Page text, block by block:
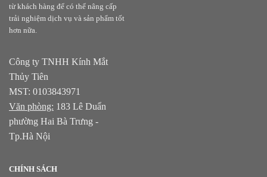
từ khách hàng để có thể nâng cấp
trải nghiệm dịch vụ và sản phẩm tốt
hơn nữa.
Công ty TNHH Kính Mắt
Thủy Tiên
MST: 0103843971
Văn phòng: 183 Lê Duẩn
phường Hai Bà Trưng -
Tp.Hà Nội
CHÍNH SÁCH